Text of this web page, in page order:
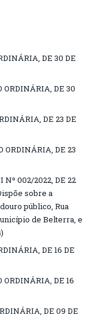
DE 30 DE
ORDINÁRIA, DE 30
DE 23 DE
ORDINÁRIA, DE 23
Nº 002/2022, DE 22
sobre a
público, Rua
de Belterra, e
DE 16 DE
ORDINÁRIA, DE 16
DE 09 DE